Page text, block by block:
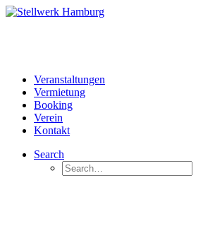
Veranstaltungen
Vermietung
Booking
Verein
Kontakt
Search